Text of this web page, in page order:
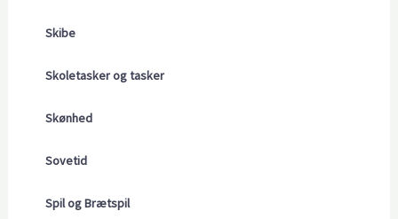
Skibe
Skoletasker og tasker
Skønhed
Sovetid
Spil og Brætspil